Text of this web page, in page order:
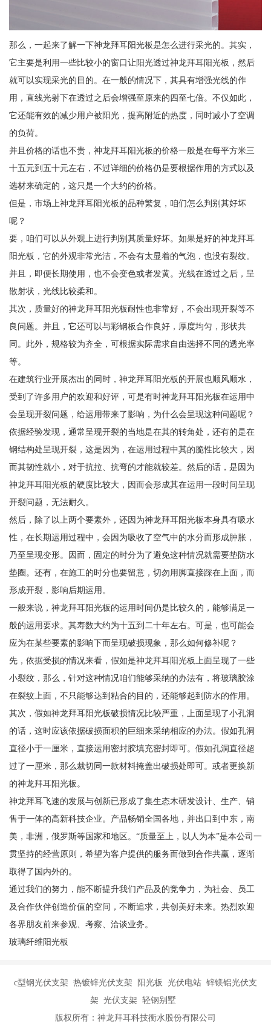
那么，一起来了解一下神龙拜耳阳光板是怎么进行采光的。其实，
它主要是利用一些比较小的窗口让阳光透过神龙拜耳阳光板，然后
就可以实现采光的目的。在一般的情况下，其具有增强光线的作
用，直线光射下在透过之后会增强至原来的四至七倍。不仅如此，
它还能有效的减少用户被阳光，提高附近的热度，同时减小了空调
的负荷。
并且价格的话也不贵，神龙拜耳阳光板的价格一般是在每平方米三
十五元到五十元左右，不过详细的价格仍是要根据作用的方式以及
选材来确定的，这只是一个大约的价格。
但是，市场上神龙拜耳阳光板的品种繁复，咱们怎么判别其好坏
呢？
要，咱们可以从外观上进行判别其质量好坏。如果是好的神龙拜耳
阳光板，它的外观非常光洁，不会有太显着的气泡，也没有裂纹。
并且，即便长期使用，也不会变色或者发黄。光线在透过之后，呈
散射状，光线比较柔和。
其次，质量好的神龙拜耳阳光板耐性也非常好，不会出现开裂等不
良问题。并且，它还可以与彩钢板合作良好，厚度均匀，形状共
同。此外，规格较为齐全，可根据实际需求自由选择不同的透光率
等。
在建筑行业开展杰出的同时，神龙拜耳阳光板的开展也顺风顺水，
受到了许多用户的欢迎和好评，可是有时神龙拜耳阳光板在运用中
会呈现开裂问题，给运用带来了影响，为什么会呈现这种问题呢？
依据经验发现，通常呈现开裂的当地是在其的转角处，还有的是在
钢结构处呈现开裂，这是因为，在运用过程中其的脆性比较大，因
而其韧性就小，对于抗拉、抗弯的才能就较差。然后的话，是因为
神龙拜耳阳光板的硬度比较大，因而会形成其在运用一段时间呈现
开裂问题，无法耐久。
然后，除了以上两个要素外，还因为神龙拜耳阳光板本身具有吸水
性，在长期运用过程中，会因为吸收了空气中的水分而形成肿胀，
乃至呈现变形。因而，固定的时分为了避免这种情况就需要垫防水
垫圈。还有，在施工的时分也要留意，切勿用脚直接踩在上面，而
形成开裂，影响后期运用。
一般来说，神龙拜耳阳光板的运用时间仍是比较久的，能够满足一
般的运用要求。其寿数大约为十五到二十年左右。可是，也可能会
应为在某些要素的影响下而呈现破损现象，那么如何修补呢？
先，依据受损的情况来看，假如是神龙拜耳阳光板上面呈现了一些
小裂纹，那么，针对这种情况咱们能够采纳的办法有，将玻璃胶涂
在裂纹上面，不只能够达到粘合的目的，还能够起到防水的作用。
其次，假如神龙拜耳阳光板破损情况比较严重，上面呈现了小孔洞
的话，这时应该依据破损面积的巨细来采纳相应的办法。假如孔洞
直径小于一厘米，直接运用密封胶填充密封即可。假如孔洞直径超
过了一厘米，那么裁切同一款材料掩盖出破损处即可。或者更换新
的神龙拜耳阳光板。
神龙拜耳飞速的发展与创新已形成了集生态木研发设计、生产、销
售于一体的高新科技企业。产品畅销全国各地，并出口到中东，南
美，非洲，俄罗斯等国家和地区。“质量至上，以人为本”是本公司一
贯坚持的经营原则，希望为客户提供的服务而做到合作共赢，逐渐
取得了国内外的。
通过我们的努力，能不断提升我们产品及的竞争力，为社会、员工
及合作伙伴创造价值的空间，不断追求，共创美好未来。热烈欢迎
各界朋友前来参观、考察、洽谈业务。
玻璃纤维阳光板
c型钢光伏支架 热镀锌光伏支架 阳光板 光伏电站 锌镁铝光伏支
架 光伏支架 轻钢别墅
版权所有：神龙拜耳科技衡水股份有限公司